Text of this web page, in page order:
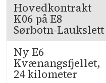
Hovedkontrakt
K06 på E8
Sørbotn-Laukslett
Ny E6
Kvænangsfjellet,
24 kilometer